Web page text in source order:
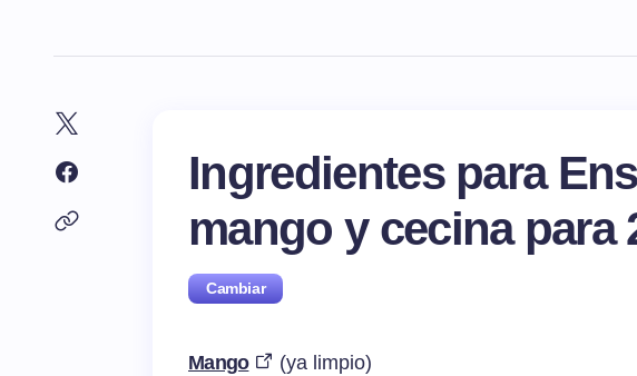
Ingredientes para
mango y cecina para
Mango (ya limpio)